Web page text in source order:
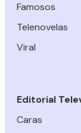
Famosos
Telenovelas
Viral
Editorial
Caras